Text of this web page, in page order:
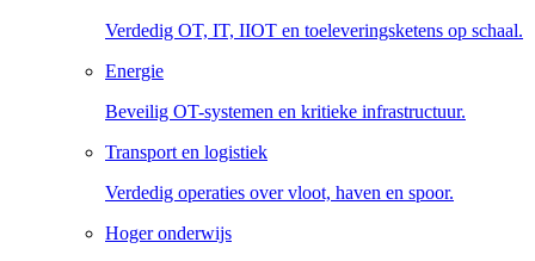
Verdedig OT, IT, IIOT en toeleveringsketens op schaal.
Energie
Beveilig OT-systemen en kritieke infrastructuur.
Transport en logistiek
Verdedig operaties over vloot, haven en spoor.
Hoger onderwijs